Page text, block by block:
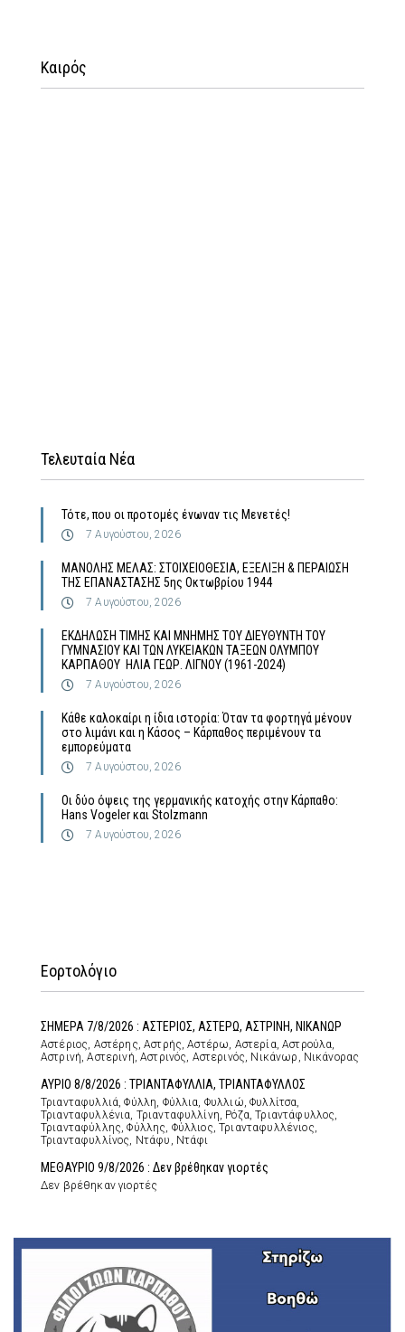
Καιρός
Τελευταία Νέα
Τότε, που οι προτομές ένωναν τις Μενετές!
7 Αυγούστου, 2026
MΑΝΟΛΗΣ ΜΕΛΑΣ: ΣΤΟΙΧΕΙΟΘΕΣΙΑ, ΕΞΕΛΙΞΗ & ΠΕΡΑΙΩΣΗ
ΤΗΣ ΕΠΑΝΑΣΤΑΣΗΣ 5ης Οκτωβρίου 1944
7 Αυγούστου, 2026
ΕΚΔΗΛΩΣΗ ΤΙΜΗΣ ΚΑΙ ΜΝΗΜΗΣ ΤΟΥ ΔΙΕΥΘΥΝΤΗ ΤΟΥ
ΓΥΜΝΑΣΙΟΥ ΚΑΙ ΤΩΝ ΛΥΚΕΙΑΚΩΝ ΤΑΞΕΩΝ ΟΛΥΜΠΟΥ
ΚΑΡΠΑΘΟΥ ΗΛΙΑ ΓΕΩΡ. ΛΙΓΝΟΥ (1961-2024)
7 Αυγούστου, 2026
Κάθε καλοκαίρι η ίδια ιστορία: Όταν τα φορτηγά μένουν
στο λιμάνι και η Κάσος – Κάρπαθος περιμένουν τα
εμπορεύματα
7 Αυγούστου, 2026
Οι δύο όψεις της γερμανικής κατοχής στην Κάρπαθο:
Hans Vogeler και Stolzmann
7 Αυγούστου, 2026
Εορτολόγιο
ΣΗΜΕΡΑ 7/8/2026 : ΑΣΤΕΡΙΟΣ, ΑΣΤΕΡΩ, ΑΣΤΡΙΝΗ, ΝΙΚΑΝΩΡ
Αστέριος, Αστέρης, Αστρής, Αστέρω, Αστερία, Αστρούλα,
Αστρινή, Αστερινή, Αστρινός, Αστερινός, Νικάνωρ, Νικάνορας
ΑΥΡΙΟ 8/8/2026 : ΤΡΙΑΝΤΑΦΥΛΛΙΑ, ΤΡΙΑΝΤΑΦΥΛΛΟΣ
Τριανταφυλλιά, Φύλλη, Φύλλια, Φυλλιώ, Φυλλίτσα,
Τριανταφυλλένια, Τριανταφυλλίνη, Ρόζα, Τριαντάφυλλος,
Τριανταφύλλης, Φύλλης, Φύλλιος, Τριανταφυλλένιος,
Τριανταφυλλίνος, Ντάφυ, Ντάφι
ΜΕΘΑΥΡΙΟ 9/8/2026 : Δεν βρέθηκαν γιορτές
Δεν βρέθηκαν γιορτές